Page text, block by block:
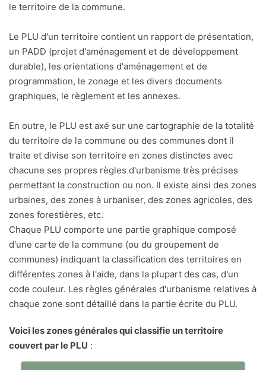
le territoire de la commune.
Le PLU d'un territoire contient un rapport de présentation,
un PADD (projet d'aménagement et de développement
durable), les orientations d'aménagement et de
programmation, le zonage et les divers documents
graphiques, le règlement et les annexes.
En outre, le PLU est axé sur une cartographie de la totalité
du territoire de la commune ou des communes dont il
traite et divise son territoire en zones distinctes avec
chacune ses propres règles d'urbanisme très précises
permettant la construction ou non. Il existe ainsi des zones
urbaines, des zones à urbaniser, des zones agricoles, des
zones forestières, etc.
Chaque PLU comporte une partie graphique composé
d'une carte de la commune (ou du groupement de
communes) indiquant la classification des territoires en
différentes zones à l'aide, dans la plupart des cas, d'un
code couleur. Les règles générales d'urbanisme relatives à
chaque zone sont détaillé dans la partie écrite du PLU.
Voici les zones générales qui classifie un territoire
couvert par le PLU :